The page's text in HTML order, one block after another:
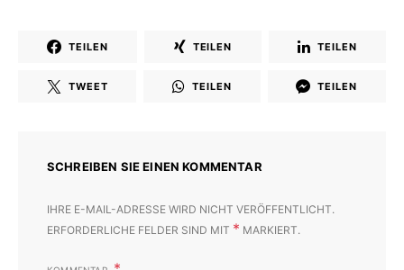
TEILEN TEILEN TEILEN
TWEET TEILEN TEILEN
SCHREIBEN SIE EINEN KOMMENTAR
IHRE E-MAIL-ADRESSE WIRD NICHT VERÖFFENTLICHT.
ERFORDERLICHE FELDER SIND MIT * MARKIERT.